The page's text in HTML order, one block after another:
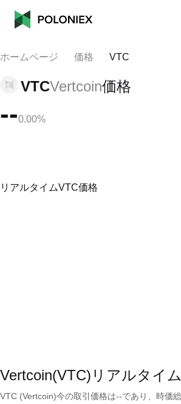
ホームページ 価格 VTC
VTCVertcoin価格
--0.00%
リアルタイムVTC価格
Vertcoin(VTC)リアルタイ
VTC (Vertcoin)今の取引価格は--であり、時価総